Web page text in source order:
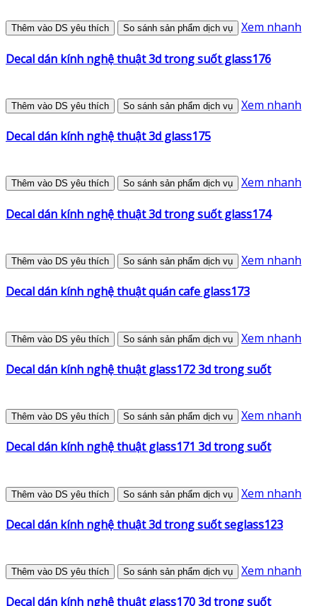
Thêm vào DS yêu thích So sánh sản phẩm dịch vụ Xem nhanh
Decal dán kính nghệ thuật 3d trong suốt glass176
Thêm vào DS yêu thích So sánh sản phẩm dịch vụ Xem nhanh
Decal dán kính nghệ thuật 3d glass175
Thêm vào DS yêu thích So sánh sản phẩm dịch vụ Xem nhanh
Decal dán kính nghệ thuật 3d trong suốt glass174
Thêm vào DS yêu thích So sánh sản phẩm dịch vụ Xem nhanh
Decal dán kính nghệ thuật quán cafe glass173
Thêm vào DS yêu thích So sánh sản phẩm dịch vụ Xem nhanh
Decal dán kính nghệ thuật glass172 3d trong suốt
Thêm vào DS yêu thích So sánh sản phẩm dịch vụ Xem nhanh
Decal dán kính nghệ thuật glass171 3d trong suốt
Thêm vào DS yêu thích So sánh sản phẩm dịch vụ Xem nhanh
Decal dán kính nghệ thuật 3d trong suốt seglass123
Thêm vào DS yêu thích So sánh sản phẩm dịch vụ Xem nhanh
Decal dán kính nghệ thuật glass170 3d trong suốt